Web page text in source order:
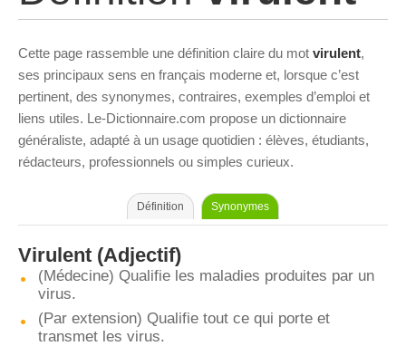
Cette page rassemble une définition claire du mot virulent,
ses principaux sens en français moderne et, lorsque c’est
pertinent, des synonymes, contraires, exemples d’emploi et
liens utiles. Le-Dictionnaire.com propose un dictionnaire
généraliste, adapté à un usage quotidien : élèves, étudiants,
rédacteurs, professionnels ou simples curieux.
Définition Synonymes
Virulent (Adjectif)
(Médecine) Qualifie les maladies produites par un
virus.
(Par extension) Qualifie tout ce qui porte et
transmet les virus.